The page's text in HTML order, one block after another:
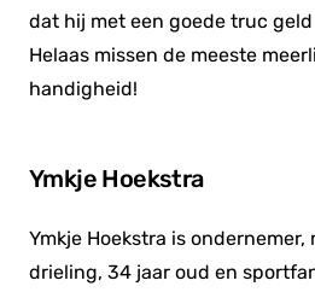
dat hij met een goede truc
Helaas missen de meeste
handigheid!
Ymkje Hoekstra
Ymkje Hoekstra is ondernemer,
drieling, 34 jaar oud en